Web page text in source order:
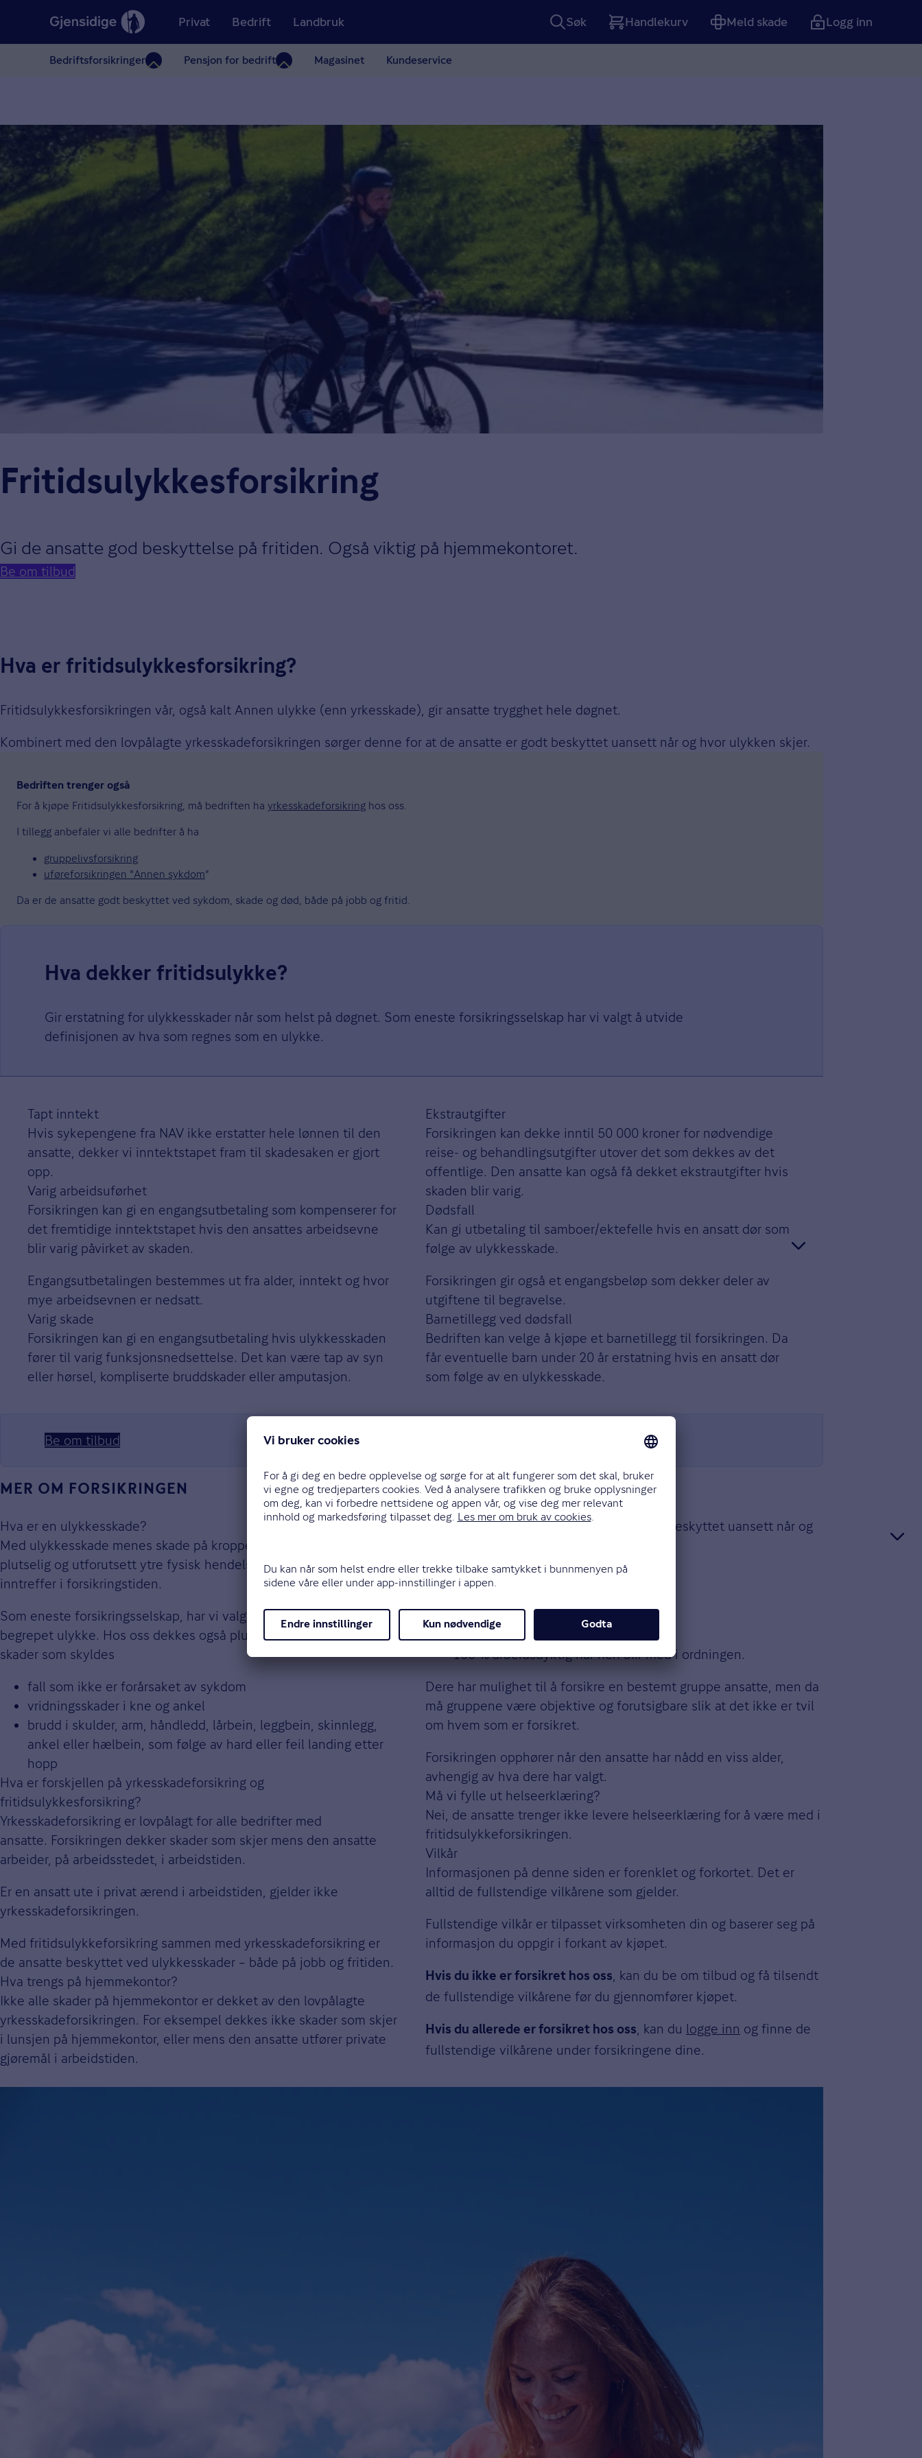
Privat Bedrift
Bedriftsforsikringer Pensjon for bedrift Magasinet Kundeservice
Landbruk Søk
Handlekurv
Meld skade Logg inn
Fritidsulykkes­forsikring
Gi de ansatte god beskyttelse på fritiden. Også viktig på hjemmekontoret.
Be om tilbud
Hva er fritidsulykkes­forsikring?
Fritidsulykkesforsikringen vår, også kalt Annen ulykke (enn yrkesskade), gir ansatte trygghet hele døgnet.
Kombinert med den lovpålagte yrkesskade­forsikringen sørger denne for at de ansatte er godt beskyttet uansett når og hvor ulykken skjer.
Bedriften trenger også
For å kjøpe Fritidsulykkesforsikring, må bedriften ha yrkesskadeforsikring hos oss.
I tillegg anbefaler vi alle bedrifter å ha
gruppelivsforsikring
uføreforsikringen "Annen sykdom"
Da er de ansatte godt beskyttet ved sykdom, skade og død, både på jobb og fritid.
Hva dekker fritids­ulykke?
Gir erstatning for ulykkesskader når som helst på døgnet. Som eneste forsikringsselskap har vi valgt å utvide
definisjonen av hva som regnes som en ulykke.
Tapt inntekt
Hvis sykepengene fra NAV ikke erstatter hele lønnen til den
ansatte, dekker vi inntektstapet fram til skadesaken er gjort
opp.
Varig arbeidsuførhet
Forsikringen kan gi en engangsutbetaling som kompenserer for
det fremtidige inntektstapet hvis den ansattes arbeidsevne
blir varig påvirket av skaden.
Engangsutbetalingen bestemmes ut fra alder, inntekt og hvor
mye arbeidsevnen er nedsatt.
Varig skade
Forsikringen kan gi en engangsutbetaling hvis ulykkesskaden
fører til varig funksjonsnedsettelse. Det kan være tap av syn
eller hørsel, kompliserte bruddskader eller amputasjon.
Ekstrautgifter
Forsikringen kan dekke inntil 50 000 kroner for nødvendige
reise- og behandlingsutgifter utover det som dekkes av det
offentlige. Den ansatte kan også få dekket ekstrautgifter hvis
skaden blir varig.
Dødsfall
Kan gi utbetaling til samboer/ektefelle hvis en ansatt dør som
følge av ulykkesskade.
Forsikringen gir også et engangsbeløp som dekker deler av
utgiftene til begravelse.
Barnetillegg ved dødsfall
Bedriften kan velge å kjøpe et barnetillegg til forsikringen. Da
får eventuelle barn under 20 år erstatning hvis en ansatt dør
som følge av en ulykkesskade.
Be om tilbud
MER OM FORSIKRINGEN
Hva er en ulykkesskade?
Med ulykkesskade menes skade på kroppen forårsaket av en
plutselig og utforutsett ytre fysisk hendelse (ulykkestilfelle) som
inntreffer i forsikringstiden.
Som eneste forsikringsselskap, har vi valgt å utvide definisjonen av
begrepet ulykke. Hos oss dekkes også plutselige og uforutsette
skader som skyldes
fall som ikke er forårsaket av sykdom
vridningsskader i kne og ankel
brudd i skulder, arm, håndledd, lårbein, leggbein, skinnlegg,
ankel eller hælbein, som følge av hard eller feil landing etter
hopp
Hva er forskjellen på yrkesskadeforsikring og
fritidsulykkesforsikring?
Yrkesskadeforsikring er lovpålagt for alle bedrifter med
ansatte. Forsikringen dekker skader som skjer mens den ansatte
arbeider, på arbeidsstedet, i arbeidstiden.
Er en ansatt ute i privat ærend i arbeidstiden, gjelder ikke
yrkesskadeforsikringen.
Med fritidsulykkeforsikring sammen med yrkesskadeforsikring er
de ansatte beskyttet ved ulykkesskader – både på jobb og fritiden.
Hva trengs på hjemmekontor?
Ikke alle skader på hjemmekontor er dekket av den lovpålagte
yrkesskadeforsikringen. For eksempel dekkes ikke skader som skjer
i lunsjen på hjemmekontor, eller mens den ansatte utfører private
gjøremål i arbeidstiden.
Med fritidsulykkeforsikring er de ansatte beskyttet uansett når og
Hvem kan være med i forsikringen?
Alle som skal forsikres må være
mellom 15 og 72 år
medlemmer av folketrygden
100 % arbeidsdyktig når hen blir med i ordningen.
Dere har mulighet til å forsikre en bestemt gruppe ansatte, men da
må gruppene være objektive og forutsigbare slik at det ikke er tvil
om hvem som er forsikret.
Forsikringen opphører når den ansatte har nådd en viss alder,
avhengig av hva dere har valgt.
Må vi fylle ut helseerklæring?
Nei, de ansatte trenger ikke levere helseerklæring for å være med i
fritidsulykkeforsikringen.
Vilkår
Informasjonen på denne siden er forenklet og forkortet. Det er
alltid de fullstendige vilkårene som gjelder.
Fullstendige vilkår er tilpasset virksomheten din og baserer seg på
informasjon du oppgir i forkant av kjøpet.
Hvis du ikke er forsikret hos oss
, kan du be om tilbud og få tilsendt
de fullstendige vilkårene før du gjennomfører kjøpet.
Hvis du allerede er forsikret hos oss , kan du logge inn og finne de
fullstendige vilkårene under forsikringene dine.